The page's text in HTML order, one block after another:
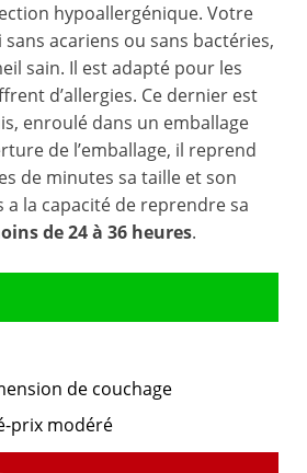
hypoallergénique. Votre
acariens ou sans bactéries,
sain. Il est adapté pour les
d’allergies. Ce dernier est
enroulé dans un emballage
de l’emballage, il reprend
de minutes sa taille et son
a la capacité de reprendre sa
de 24 à 36 heures.
de couchage
prix modéré